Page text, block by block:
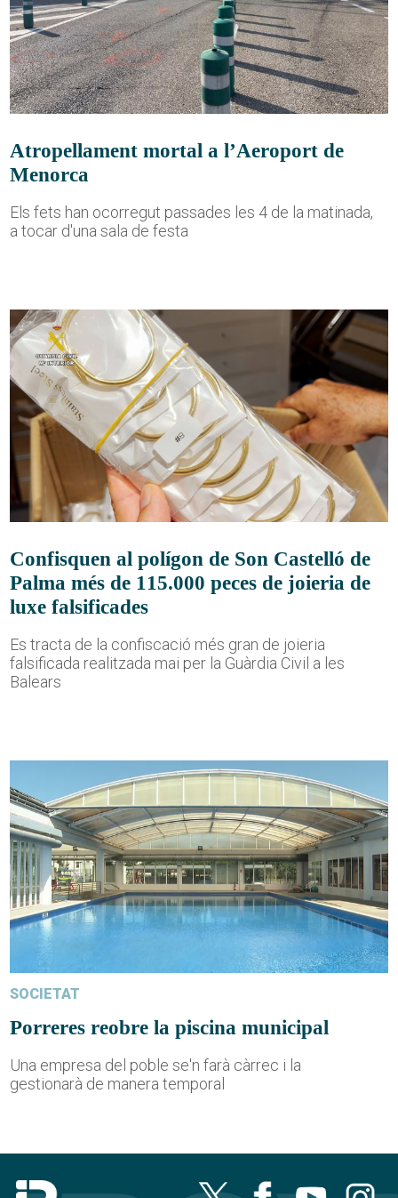
Atropellament mortal a l’Aeroport de
Menorca
Els fets han ocorregut passades les 4 de la matinada,
a tocar d'una sala de festa
Confisquen al polígon de Son Castelló de
Palma més de 115.000 peces de joieria de
luxe falsificades
Es tracta de la confiscació més gran de joieria
falsificada realitzada mai per la Guàrdia Civil a les
Balears
SOCIETAT
Porreres reobre la piscina municipal
Una empresa del poble se'n farà càrrec i la
gestionarà de manera temporal